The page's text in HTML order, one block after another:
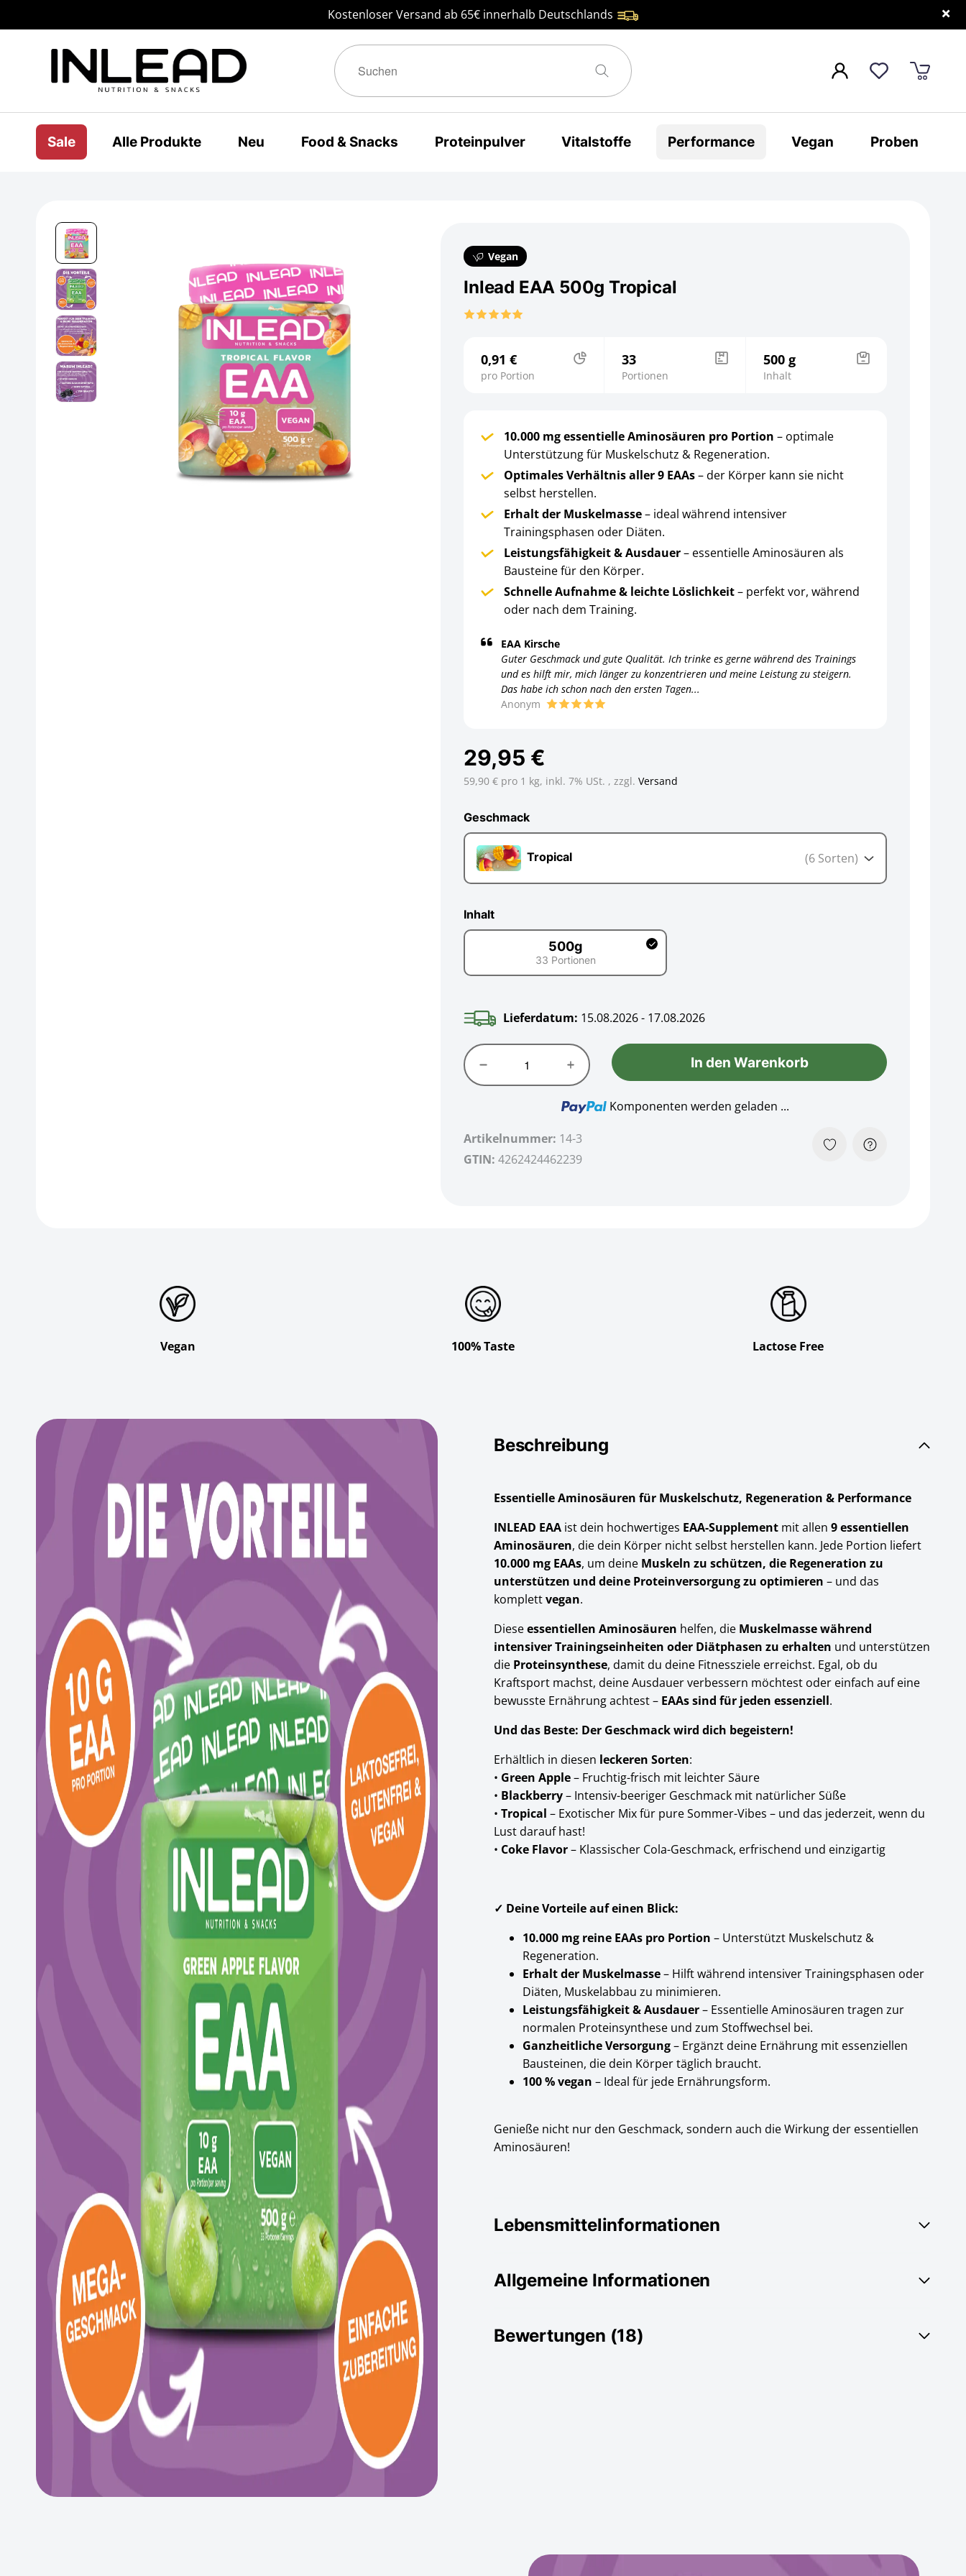
Kostenloser Versand ab 65€ innerhalb Deutschlands ×
Sale Alle Produkte Neu Food & Snacks Proteinpulver Vitalstoffe Performance Vegan Proben
Vegan
Inlead EAA 500g Tropical
0,91 €
pro Portion
33
Portionen
500 g
Inhalt
10.000 mg essentielle Aminosäuren pro Portion– optimale
Unterstützung für Muskelschutz & Regeneration.
Optimales Verhältnis aller 9 EAAs– der Körper kann sie nicht
selbst herstellen.
Erhalt der Muskelmasse– ideal während intensiver
Trainingsphasen oder Diäten.
Leistungsfähigkeit & Ausdauer– essentielle Aminosäuren als
Bausteine für den Körper.
Schnelle Aufnahme & leichte Löslichkeit– perfekt vor, während
oder nach dem Training.
EAA Kirsche
Guter Geschmack und gute Qualität. Ich trinke es gerne während des Trainings
und es hilft mir, mich länger zu konzentrieren und meine Leistung zu steigern.
Das habe ich schon nach den ersten Tagen...
Anonym
29,95 €
59,90 € pro 1 kg, inkl. 7% USt. , zzgl.Versand
Geschmack
(6 Sorten)
Geschmack
Tropical
Inhalt
500g
33 Portionen
500g
Lieferdatum: 15.08.2026 - 17.08.2026
In den Warenkorb
Loading...
Komponenten werden geladen ...
Artikelnummer: 14-3
GTIN:4262424462239
Vegan 100% Taste Lactose Free
Beschreibung
Essentielle Aminosäuren für Muskelschutz, Regeneration & Performance
INLEAD EAA ist dein hochwertiges EAA-Supplement mit allen 9 essentiellen
Aminosäuren, die dein Körper nicht selbst herstellen kann. Jede Portion liefert
10.000 mg EAAs, um deine Muskeln zu schützen, die Regeneration zu
unterstützen und deine Proteinversorgung zu optimieren – und das
komplettvegan.
Dieseessentiellen Aminosäuren helfen, die Muskelmasse während
intensiver Trainingseinheiten oder Diätphasen zu erhalten und unterstützen
die Proteinsynthese, damit du deine Fitnessziele erreichst. Egal, ob du
Kraftsport machst, deine Ausdauer verbessern möchtest oder einfach auf eine
bewusste Ernährung achtest – EAAs sind für jeden essenziell.
Und das Beste: Der Geschmack wird dich begeistern!
Erhältlich in diesen leckeren Sorten:
• Green Apple– Fruchtig-frisch mit leichter Säure
• Blackberry– Intensiv-beeriger Geschmack mit natürlicher Süße
• Tropical – Exotischer Mix für pure Sommer-Vibes – und das jederzeit, wenn du
Lust darauf hast!
• Coke Flavor– Klassischer Cola-Geschmack, erfrischend und einzigartig
✓ Deine Vorteile auf einen Blick:
10.000 mg reine EAAs pro Portion – Unterstützt Muskelschutz &
Regeneration.
Erhalt der Muskelmasse– Hilft während intensiver Trainingsphasen oder
Diäten, Muskelabbau zu minimieren.
Leistungsfähigkeit & Ausdauer– Essentielle Aminosäuren tragen zur
normalen Proteinsynthese und zum Stoffwechsel bei.
Ganzheitliche Versorgung– Ergänzt deine Ernährung mit essenziellen
Bausteinen, die dein Körper täglich braucht.
100 % vegan – Ideal für jede Ernährungsform.
Genieße nicht nur den Geschmack, sondern auch die Wirkung der essentiellen
Aminosäuren!
Lebensmittelinformationen
Allgemeine Informationen
Bewertungen (18)